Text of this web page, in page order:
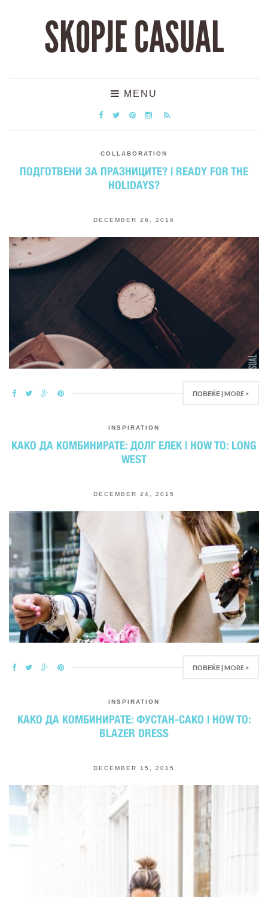
SKOPJE CASUAL
MENU
COLLABORATION
ПОДГОТВЕНИ ЗА ПРАЗНИЦИТЕ? | READY FOR THE
HOLIDAYS?
DECEMBER 26, 2016
ПОВЕЌЕ | MORE >
INSPIRATION
КАКО ДА КОМБИНИРАТЕ: ДОЛГ ЕЛЕК | HOW TO: LONG
WEST
DECEMBER 24, 2015
ПОВЕЌЕ | MORE >
INSPIRATION
КАКО ДА КОМБИНИРАТЕ: ФУСТАН-САКО | HOW TO:
BLAZER DRESS
DECEMBER 15, 2015